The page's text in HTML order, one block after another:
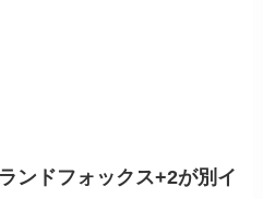
ンドフォックス+2が別イ